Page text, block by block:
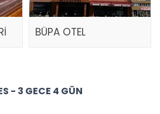
BÜPA OTEL
- 3 GECE 4 GÜN